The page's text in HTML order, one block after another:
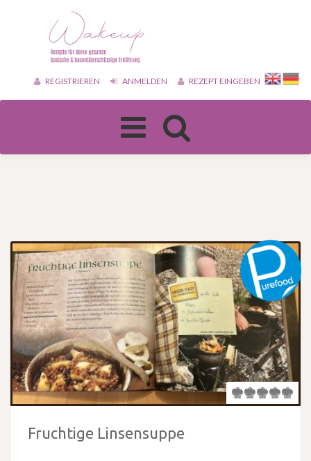
REGISTRIEREN ANMELDEN REZEPT EINGEBEN
Toggle
navigation
Fruchtige Linsensuppe